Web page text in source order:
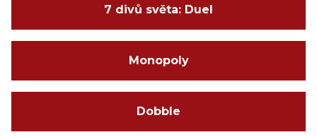
7 divů světa: Duel
Monopoly
Dobble